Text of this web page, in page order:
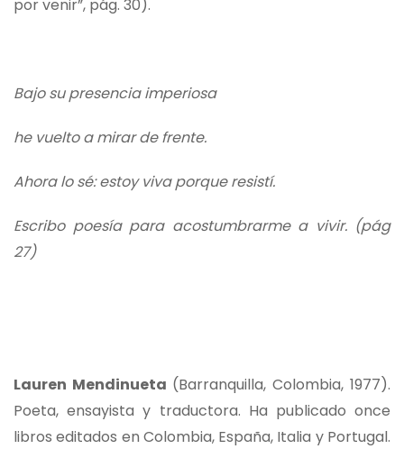
por venir”, pág. 30).
Bajo su presencia imperiosa
he vuelto a mirar de frente.
Ahora lo sé: estoy viva porque resistí.
Escribo poesía para acostumbrarme a vivir. (pág
27)
Lauren Mendinueta (Barranquilla, Colombia, 1977).
Poeta, ensayista y traductora. Ha publicado once
libros editados en Colombia, España, Italia y Portugal.